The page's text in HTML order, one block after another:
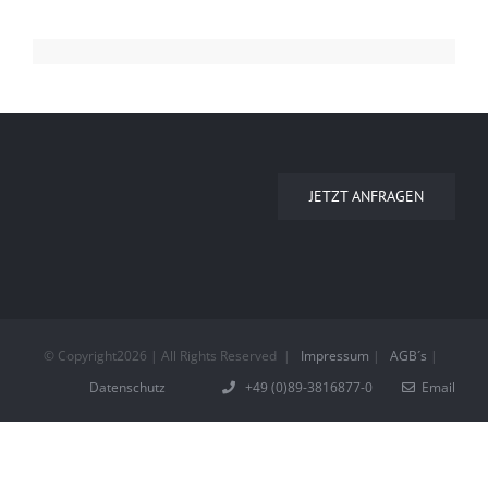
JETZT ANFRAGEN
© Copyright2026 | All Rights Reserved | Impressum | AGB´s |
Datenschutz
+49 (0)89-3816877-0 Email